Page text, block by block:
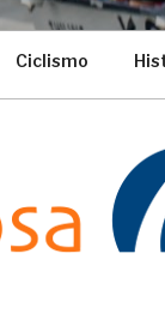
Ciclismo